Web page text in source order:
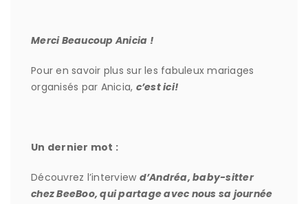
Merci Beaucoup Anicia !
Pour en savoir plus sur les fabuleux mariages
organisés par Anicia, c’est ici!
Un dernier mot :
Découvrez l’interview d’Andréa, baby-sitter
chez BeeBoo, qui partage avec nous sa journée